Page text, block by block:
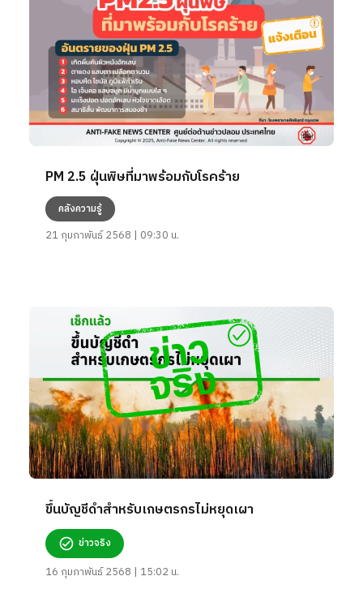
PM 2.5 ฝุ่นพิษที่มาพร้อมกับโรคร้าย
คลังความรู้
21 กุมภาพันธ์ 2568 | 09:30 น.
ขึ้นบัญชีดำสำหรับเกษตรกรไม่หยุดเผา
ข่าวจริง
16 กุมภาพันธ์ 2568 | 15:02 น.